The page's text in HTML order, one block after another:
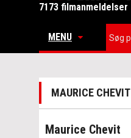
7173 filmanmeldelser
MENU
MAURICE CHEVIT
Maurice Chevit